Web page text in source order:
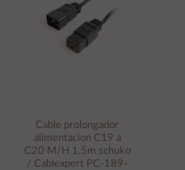
Cable prolongador
alimentacion C19 a
C20 M/H 1.5m schuko
/ Cablexpert PC-189-